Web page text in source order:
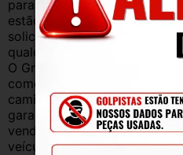
para retirada de peças
estão anunciadas, desta
solicitar qualquer peça, de
qualquer um de nossos
O Grupo Br Truck Peças está
comercializando peças para
caminhonetes, automóveis e
garantia de procedência e
vendidos somente com
veículo sucata – TODOS